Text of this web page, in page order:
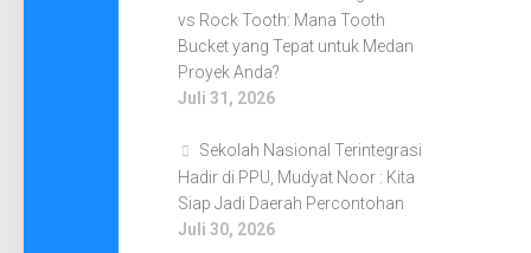
vs Rock Tooth: Mana Tooth
Bucket yang Tepat untuk Medan
Proyek Anda?
Juli 31, 2026
Sekolah Nasional Terintegrasi
Hadir di PPU, Mudyat Noor : Kita
Siap Jadi Daerah Percontohan
Juli 30, 2026